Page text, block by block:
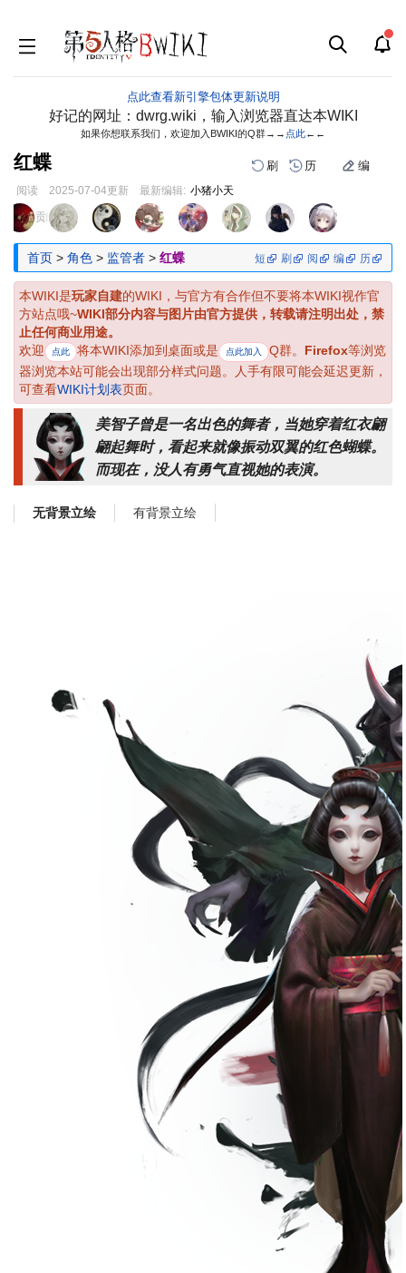
点此查看新引擎包体更新说明
好记的网址：dwrg.wiki，输入浏览器直达本WIKI
如果你想联系我们，欢迎加入BWIKI的Q群→→ 点此←←
红蝶 刷 历 编
阅读 2025-07-04更新 最新编辑: 小猪小天
跳
到
导
跳
到
搜
页面贡献者 :
首页 > 角色 > 监管者 > 红蝶 短 刷 阅 编 历
本WIKI是玩家自建的WIKI，与官方有合作但不要将本WIKI视作官
方站点哦~WIKI部分内容与图片由官方提供，转载请注明出处，禁
止任何商业用途。
欢迎
点此 将本WIKI添加到桌面或是 点此加入 Q群。 Firefox等浏览
器浏览本站可能会出现部分样式问题。人手有限可能会延迟更新，
可查看WIKI计划表页面。
美智子曾是一名出色的舞者，当她穿着红衣翩
翩起舞时，看起来就像振动双翼的红色蝴蝶。
而现在，没人有勇气直视她的表演。
无背景立绘 有背景立绘